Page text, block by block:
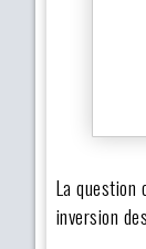
La question
inversion